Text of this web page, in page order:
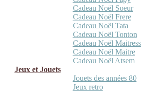
Cadeau Noël Soeur
Cadeau Noël Frere
Cadeau Noël Tata
Cadeau Noël Tonton
Cadeau Noël
Cadeau Noël Maitre
Cadeau Noël Atsem
Jeux et Jouets
Jouets des années 80
Jeux retro